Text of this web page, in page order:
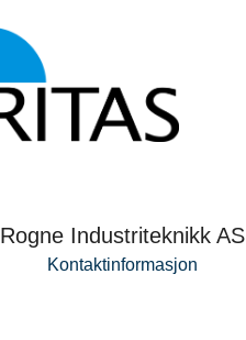
Rogne Industriteknikk AS
Kontaktinformasjon